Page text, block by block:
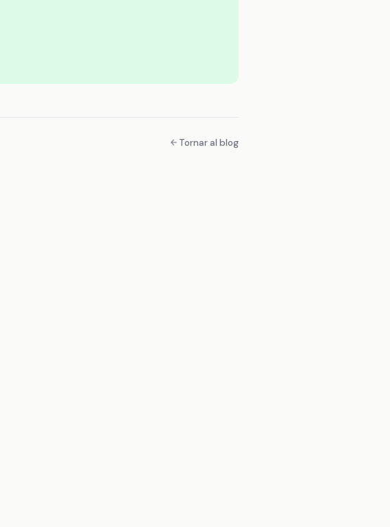
Tornar al blog